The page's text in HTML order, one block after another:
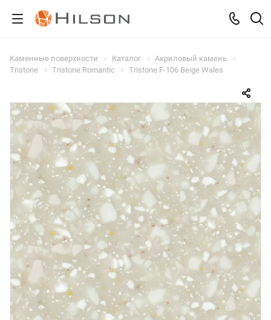
Каменные поверхности Каталог
Акриловый камень
Tristone
Tristone Romantic Tristone F-106 Beige Wales